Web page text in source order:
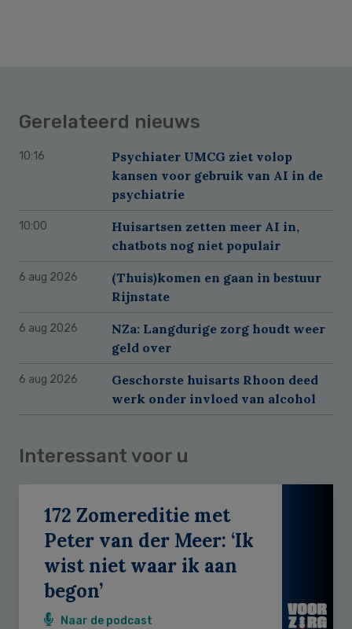
Gerelateerd nieuws
10:16
Psychiater UMCG ziet volop
kansen voor gebruik van AI in de
psychiatrie
10:00
Huisartsen zetten meer AI in,
chatbots nog niet populair
6 aug 2026
(Thuis)komen en gaan in bestuur
Rijnstate
6 aug 2026
NZa: Langdurige zorg houdt weer
geld over
6 aug 2026
Geschorste huisarts Rhoon deed
werk onder invloed van alcohol
Interessant voor u
172 Zomereditie met
Peter van der Meer: ‘Ik
wist niet waar ik aan
begon’
Naar de podcast